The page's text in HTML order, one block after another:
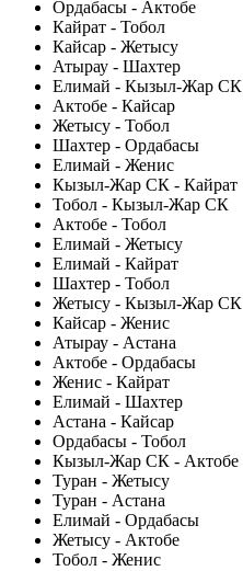
Ордабасы - Актобе
Кайрат - Тобол
Кайсар - Жетысу
Атырау - Шахтер
Елимай - Кызыл-Жар СК
Актобе - Кайсар
Жетысу - Тобол
Шахтер - Ордабасы
Елимай - Женис
Кызыл-Жар СК - Кайрат
Тобол - Кызыл-Жар СК
Актобе - Тобол
Елимай - Жетысу
Елимай - Кайрат
Шахтер - Тобол
Жетысу - Кызыл-Жар СК
Кайсар - Женис
Атырау - Астана
Актобе - Ордабасы
Женис - Кайрат
Елимай - Шахтер
Астана - Кайсар
Ордабасы - Тобол
Кызыл-Жар СК - Актобе
Туран - Жетысу
Туран - Астана
Елимай - Ордабасы
Жетысу - Актобе
Тобол - Женис